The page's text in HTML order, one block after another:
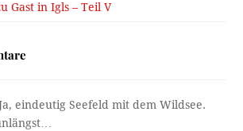
Gast in Igls – Teil V
eindeutig Seefeld mit dem Wildsee.